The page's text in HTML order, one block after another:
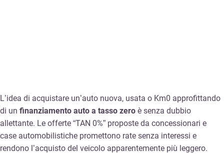
L’idea di acquistare un’auto nuova, usata o Km0 approfittando
di un finanziamento auto a tasso zero è senza dubbio
allettante. Le offerte “TAN 0%” proposte da concessionari e
case automobilistiche promettono rate senza interessi e
rendono l’acquisto del veicolo apparentemente più leggero.